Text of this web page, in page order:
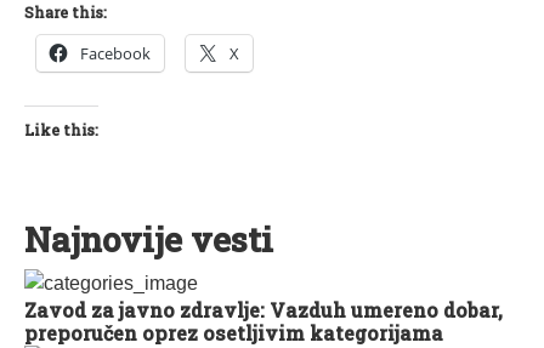
Share this:
Facebook X
Like this:
Najnovije vesti
Zavod za javno zdravlje: Vazduh umereno dobar,
preporučen oprez osetljivim kategorijama